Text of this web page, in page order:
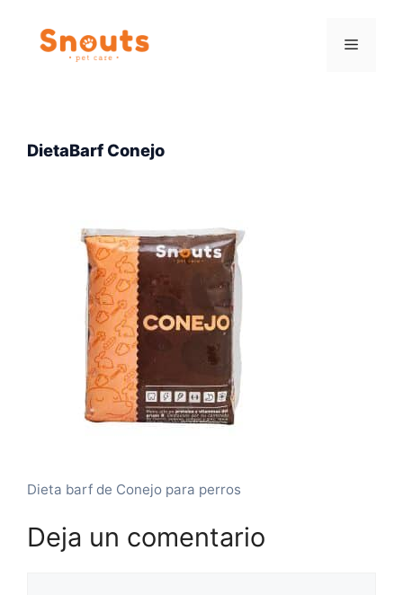
contenido
Menú
DietaBarf Conejo
Dieta barf de Conejo para perros
Deja un comentario